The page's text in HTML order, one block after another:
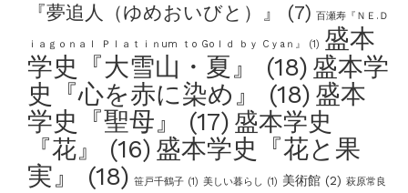
『夢追人（ゆめおいびと）』
(7) 百瀬寿『ＮＥ.Ｄ
ｉａｇｏｎａｌ Ｐｌａｔｉｎum ｔo Goｌｄ ｂｙ Cｙaｎ』 (1) 盛本
学史『大雪山・夏』
(18) 盛本学
史『心を赤に染め』
(18) 盛本
学史『聖母』
(17) 盛本学史
『花』
(16) 盛本学史『花と果
実』
(18) 笹戸千鶴子(1) 美しい暮らし (1) 美術館(2) 萩原常良